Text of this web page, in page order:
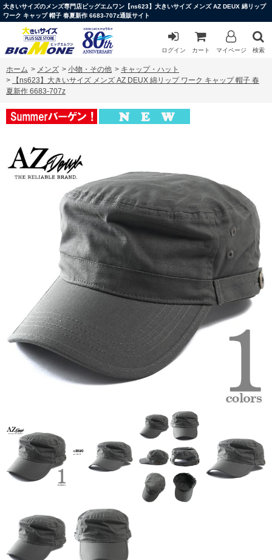
大きいサイズのメンズ専門店ビッグエムワン【ns623】大きいサイズ メンズ AZ DEUX 綿リップ
ワーク キャップ 帽子 春夏新作 6683-707z通販サイト
ログイン カート マイページ 検索
ホーム > メンズ > 小物・その他 > キャップ・ハット
>
【ns623】大きいサイズ メンズ AZ DEUX 綿リップ ワーク キャップ 帽子 春
夏新作 6683-707z